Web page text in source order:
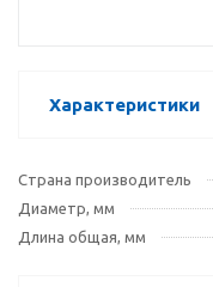
Характеристики
Страна производитель
Диаметр, мм
Длина общая, мм